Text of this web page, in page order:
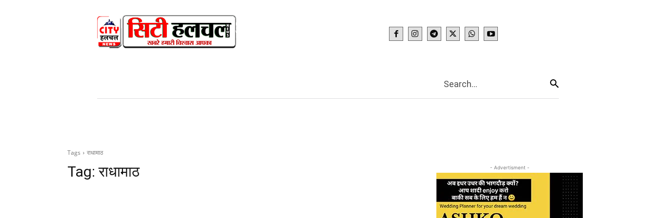
WEB STORIES More
Search...
Tags राधामाठ
Tag:राधामाठ - Advertisment -